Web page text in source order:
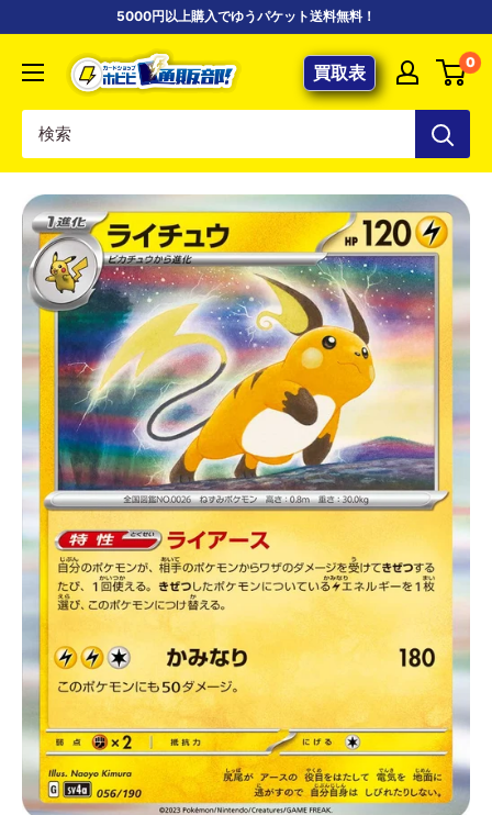
5000円以上購入でゆうパケット送料無料！
【ポ
ケ
専
門
店】
カ
ー
ド
シ
ョ
ッ
プ
ホ
ビ
ビ
通
販
部
買取表 0